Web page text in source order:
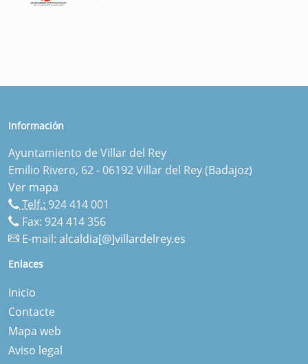
Información
Ayuntamiento de Villar del Rey
Emilio Rivero, 62 - 06192 Villar del Rey (Badajoz)
Ver mapa
Telf.: 924 414 001
Fax: 924 414 356
E-mail: alcaldia[@]villardelrey.es
Enlaces
Inicio
Contacte
Mapa web
Aviso legal